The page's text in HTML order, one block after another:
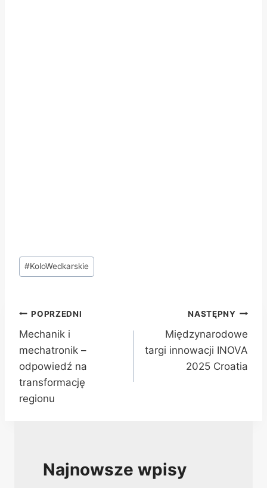
Tagi
wpisu:
#KoloWedkarskie
Nawigacja
wpisu
POPRZEDNI
Mechanik i
mechatronik –
odpowiedź na
transformację
regionu
NASTĘPNY
Międzynarodowe
targi innowacji INOVA
2025 Croatia
Najnowsze wpisy